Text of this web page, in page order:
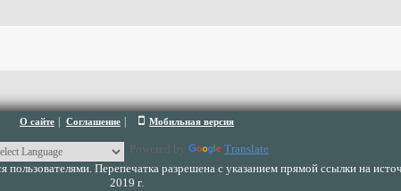
О сайте Соглашение Мобильная версия
Powered by
Translate
пользователями. Перепечатка разрешена с указанием прямой ссылки на
2019 г.